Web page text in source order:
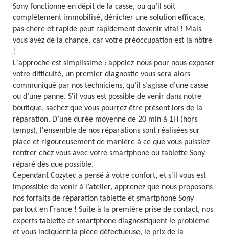
Sony fonctionne en dépit de la casse, ou qu’il soit
complètement immobilisé, dénicher une solution efficace,
pas chère et rapide peut rapidement devenir vital ! Mais
vous avez de la chance, car votre préoccupation est la nôtre
!
L'approche est simplissime : appelez-nous pour nous exposer
votre difficulté, un premier diagnostic vous sera alors
communiqué par nos techniciens, qu’il s’agisse d’une casse
ou d’une panne. S'il vous est possible de venir dans notre
boutique, sachez que vous pourrez être présent lors de la
réparation. D’une durée moyenne de 20 min à 1H (hors
temps), l'ensemble de nos réparations sont réalisées sur
place et rigoureusement de manière à ce que vous puissiez
rentrer chez vous avec votre smartphone ou tablette Sony
réparé dès que possible.
Cependant Cozytec a pensé à votre confort, et s'il vous est
impossible de venir à l’atelier, apprenez que nous proposons
nos forfaits de réparation tablette et smartphone Sony
partout en France ! Suite à la première prise de contact, nos
experts tablette et smartphone diagnostiquent le problème
et vous indiquent la pièce défectueuse, le prix de la